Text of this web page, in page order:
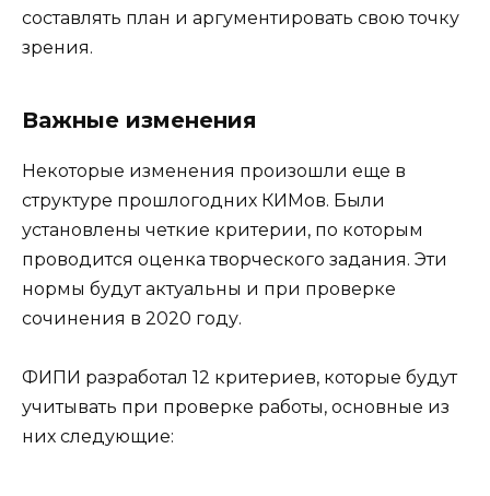
составлять план и аргументировать свою точку
зрения.
Важные изменения
Некоторые изменения произошли еще в
структуре прошлогодних КИМов. Были
установлены четкие критерии, по которым
проводится оценка творческого задания. Эти
нормы будут актуальны и при проверке
сочинения в 2020 году.
ФИПИ разработал 12 критериев, которые будут
учитывать при проверке работы, основные из
них следующие: